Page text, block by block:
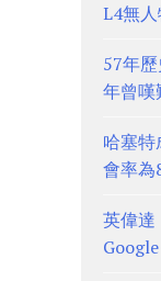
L4無
57年
年曾嘆
哈塞
會率為
英偉